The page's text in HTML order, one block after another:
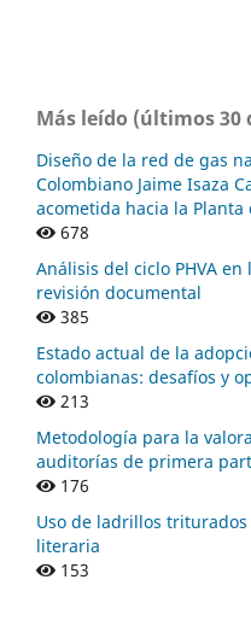
Más leído (últimos 30
Diseño de la red de gas
Colombiano Jaime Isaza
acometida hacia la Planta
678
Análisis del ciclo PHVA
revisión documental
385
Estado actual de la
colombianas: desafíos y
213
Metodología para la
auditorías de primera
176
Uso de ladrillos
literaria
153